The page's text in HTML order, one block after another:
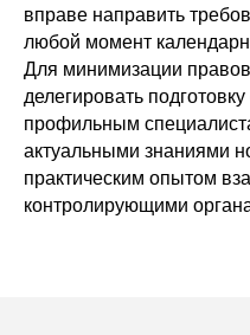
вправе направить
любой момент
Для минимизации
делегировать
профильным
актуальными знаниями
практическим опытом
контролирующими